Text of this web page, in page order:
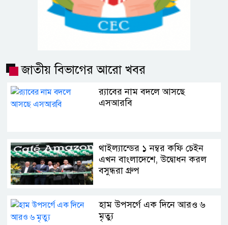
জাতীয় বিভাগের আরো খবর
র‍্যাবের নাম বদলে আসছে
এসআরবি
থাইল্যান্ডের ১ নম্বর কফি চেইন
এখন বাংলাদেশে, উদ্বোধন করল
বসুন্ধরা গ্রুপ
হাম উপসর্গে এক দিনে আরও ৬
মৃত্যু